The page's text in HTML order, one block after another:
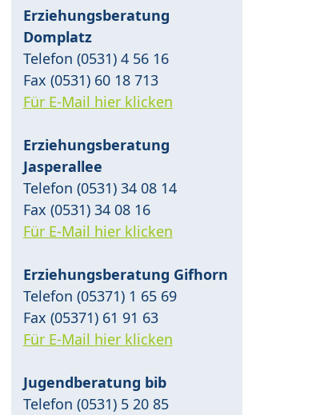
Erziehungsberatung
Domplatz
Telefon (0531) 4 56 16
Fax (0531) 60 18 713
Für E-Mail hier klicken
Erziehungsberatung
Jasperallee
Telefon (0531) 34 08 14
Fax (0531) 34 08 16
Für E-Mail hier klicken
Erziehungsberatung Gifhorn
Telefon (05371) 1 65 69
Fax (05371) 61 91 63
Für E-Mail hier klicken
Jugendberatung bib
Telefon (0531) 5 20 85